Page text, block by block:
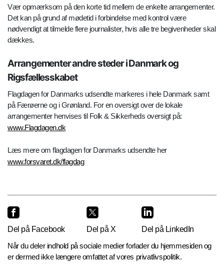
Vær opmærksom på den korte tid mellem de enkelte arrangementer.
Det kan på grund af mødetid i forbindelse med kontrol være
nødvendigt at tilmelde flere journalister, hvis alle tre begivenheder skal
dækkes.
Arrangementer andre steder i Danmark og
Rigsfællesskabet
Flagdagen for Danmarks udsendte markeres i hele Danmark samt
på Færøerne og i Grønland. For en oversigt over de lokale
arrangementer henvises til Folk & Sikkerheds oversigt på:
www.Flagdagen.dk
Læs mere om flagdagen for Danmarks udsendte her
www.forsvaret.dk/flagdag
Del på Facebook Del på X
Del på LinkedIn
Når du deler indhold på sociale medier forlader du hjemmesiden og
er dermed ikke længere omfattet af vores privatlivspolitik.